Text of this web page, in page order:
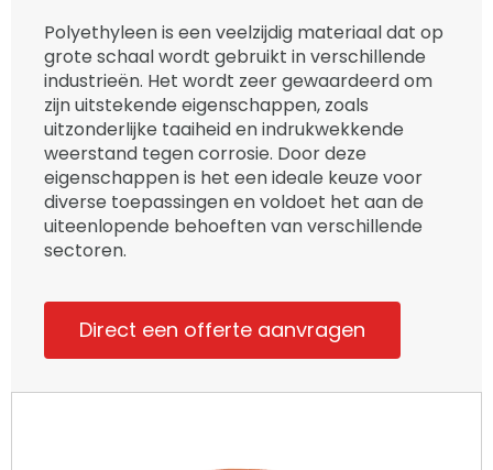
Polyethyleen is een veelzijdig materiaal dat op
grote schaal wordt gebruikt in verschillende
industrieën. Het wordt zeer gewaardeerd om
zijn uitstekende eigenschappen, zoals
uitzonderlijke taaiheid en indrukwekkende
weerstand tegen corrosie. Door deze
eigenschappen is het een ideale keuze voor
diverse toepassingen en voldoet het aan de
uiteenlopende behoeften van verschillende
sectoren.
Direct een offerte aanvragen